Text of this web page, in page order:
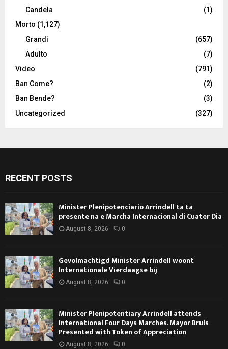
Candela
(1)
Morto (1,127)
Grandi
(657)
Adulto
(7)
Video
(791)
Ban Come?
(2)
Ban Bende?
(3)
Uncategorized
(327)
RECENT POSTS
Minister Plenipotenciario Arrindell ta ta
presente na e Marcha Internacional di Cuater Dia
August 8, 2026 0
Gevolmachtigd Minister Arrindell woont
Internationale Vierdaagse bij
August 8, 2026 0
Minister Plenipotentiary Arrindell attends
International Four Days Marches. Mayor Bruls
Presented with Token of Appreciation
August 8, 2026 0